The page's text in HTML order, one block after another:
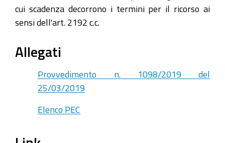
cui scadenza decorrono i termini per il ricorso ai
sensi dell'art. 2192 c.c.
Allegati
Provvedimento n. 1098/2019 del
25/03/2019
Elenco PEC